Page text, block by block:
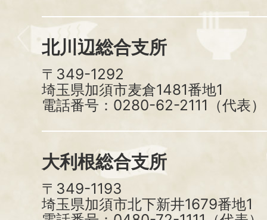
北川辺総合支所
〒349-1292
埼玉県加須市麦倉1481番地1
電話番号：0280-62-2111（代表）
大利根総合支所
〒349-1193
埼玉県加須市北下新井1679番地1